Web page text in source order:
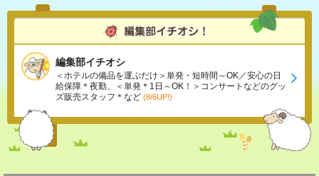
編集部イチオシ
＜ホテルの備品を運ぶだけ＞単発・短時間～OK／安心の日
給保障＊夜勤、＜単発＊1日～OK！＞コンサートなどのグッ
ズ販売スタッフ＊など (8/6UP!)